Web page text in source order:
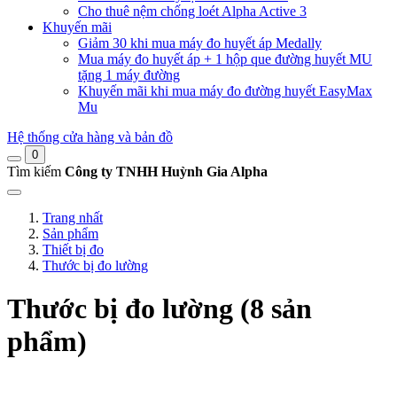
Cho thuê nệm chống loét Alpha Active 3
Khuyến mãi
Giảm 30 khi mua máy đo huyết áp Medally
Mua máy đo huyết áp + 1 hộp que đường huyết MU
tặng 1 máy đường
Khuyến mãi khi mua máy đo đường huyết EasyMax
Mu
Hệ thống cửa hàng và bản đồ
0
Tìm kiếm Công ty TNHH Huỳnh Gia Alpha
Trang nhất
Sản phẩm
Thiết bị đo
Thước bị đo lường
Thước bị đo lường (8 sản
phẩm)